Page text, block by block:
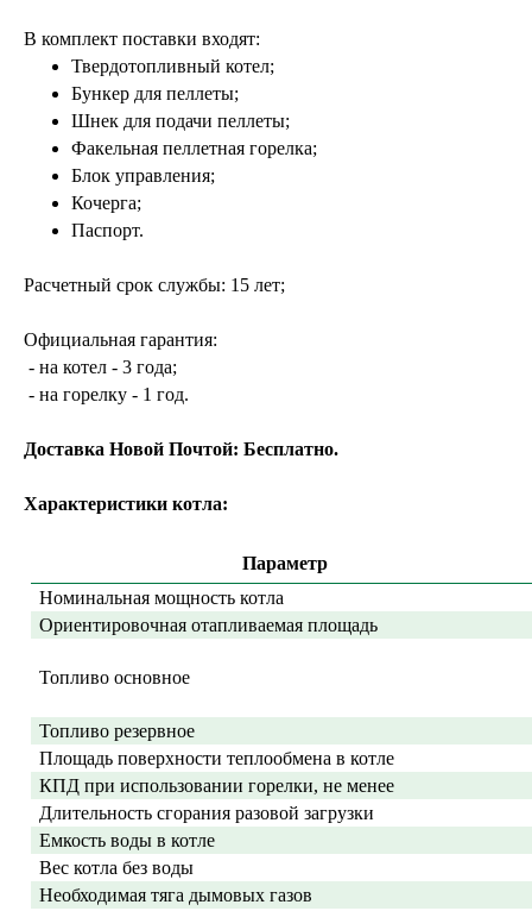
В комплект поставки входят:
Твердотопливный котел;
Бункер для пеллеты;
Шнек для подачи пеллеты;
Факельная пеллетная горелка;
Блок управления;
Кочерга;
Паспорт.
Расчетный срок службы: 15 лет;
Официальная гарантия:
- на котел - 3 года;
- на горелку - 1 год.
Доставка Новой Почтой: Бесплатно.
Характеристики котла:
Параметр
Номинальная мощность котла
Ориентировочная отапливаемая площадь
Топливо основное
Топливо резервное
Площадь поверхности теплообмена в котле
КПД при использовании горелки, не менее
Длительность сгорания разовой загрузки
Емкость воды в котле
Вес котла без воды
Необходимая тяга дымовых газов